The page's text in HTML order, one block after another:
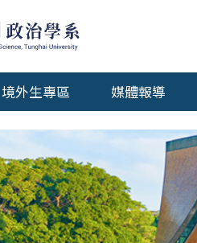
境外生專區 媒體報導